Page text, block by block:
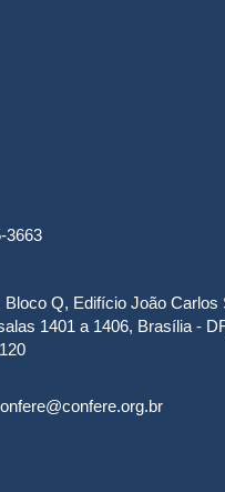
3663
Bloco Q, Edifício João Carlos
1401 a 1406, Brasília -